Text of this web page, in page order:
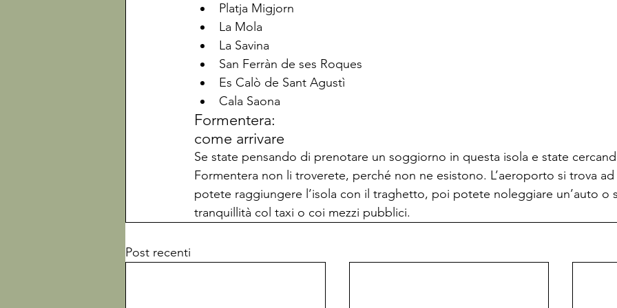
Platja Migjorn
La Mola
La Savina
San Ferràn de ses Roques
Es Calò de Sant Agustì
Cala Saona
Formentera:
come arrivare
Se state pensando di prenotare un soggiorno in questa isola e state
Formentera non li troverete, perché non ne esistono. L’aeroporto si trova
potete raggiungere l’isola con il traghetto, poi potete noleggiare un’auto o
tranquillità col taxi o coi mezzi pubblici.
Post recenti